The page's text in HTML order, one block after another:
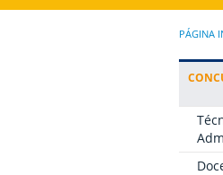
PÁGINA